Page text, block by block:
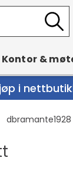
Kontor &
i